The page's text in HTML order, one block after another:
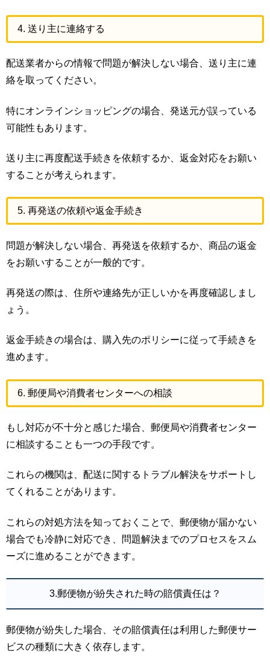
4. 送り主に連絡する
配送業者からの情報で問題が解決しない場合、送り主に連
絡を取ってください。
特にオンラインショッピングの場合、発送元が誤っている
可能性もあります。
送り主に再度配送手続きを依頼するか、返金対応をお願い
することが考えられます。
5. 再発送の依頼や返金手続き
問題が解決しない場合、再発送を依頼するか、商品の返金
をお願いすることが一般的です。
再発送の際は、住所や連絡先が正しいかを再度確認しまし
ょう。
返金手続きの場合は、購入先のポリシーに従って手続きを
進めます。
6. 郵便局や消費者センターへの相談
もし対応が不十分と感じた場合、郵便局や消費者センター
に相談することも一つの手段です。
これらの機関は、配送に関するトラブル解決をサポートし
てくれることがあります。
これらの対処方法を知っておくことで、郵便物が届かない
場合でも冷静に対応でき、問題解決までのプロセスをスム
ーズに進めることができます。
3.郵便物が紛失された時の賠償責任は？
郵便物が紛失した場合、その賠償責任は利用した郵便サー
ビスの種類に大きく依存します。